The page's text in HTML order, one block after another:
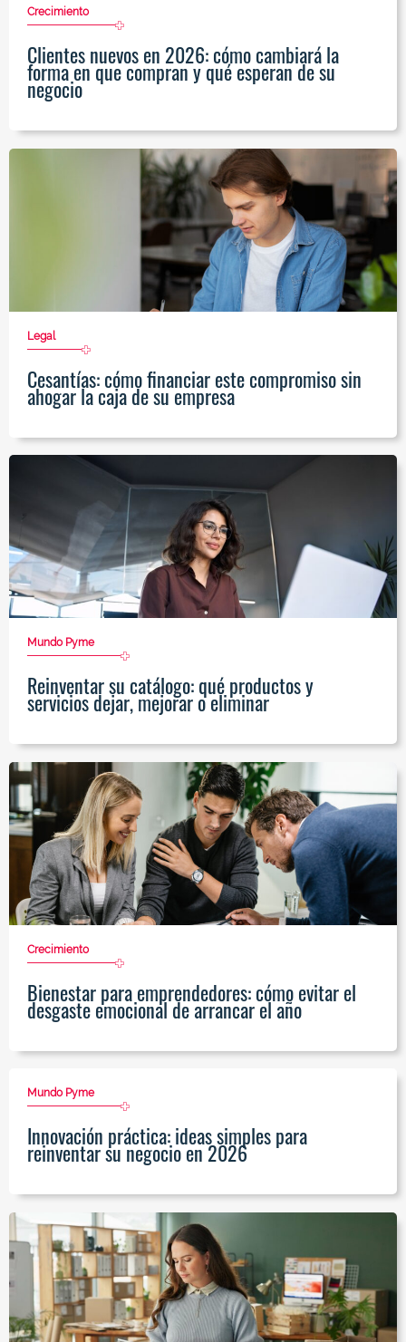
Crecimiento
Clientes nuevos en 2026: cómo cambiará la
forma en que compran y qué esperan de su
negocio
Legal
Cesantías: cómo financiar este compromiso sin
ahogar la caja de su empresa
Mundo Pyme
Reinventar su catálogo: qué productos y
servicios dejar, mejorar o eliminar
Crecimiento
Bienestar para emprendedores: cómo evitar el
desgaste emocional de arrancar el año
Mundo Pyme
Innovación práctica: ideas simples para
reinventar su negocio en 2026